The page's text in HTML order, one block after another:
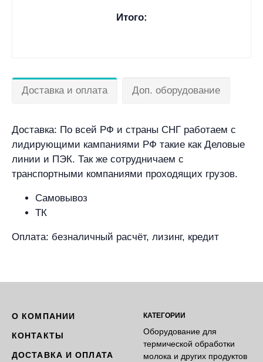
Итого:
Доставка и оплата Доп. оборудование
Доставка: По всей РФ и страны СНГ работаем с
лидирующими кампаниями РФ такие как Деловые
линии и ПЭК. Так же сотрудничаем с
транспортными компаниями проходящих грузов.
Самовывоз
ТК
Оплата: безналичный расчёт, лизинг, кредит
О КОМПАНИИ
КОНТАКТЫ
ДОСТАВКА И ОПЛАТА
КАТЕГОРИИ
Оборудование для
термической обработки
молока и других продуктов